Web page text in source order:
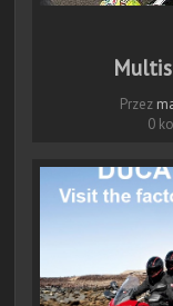
Przez
0